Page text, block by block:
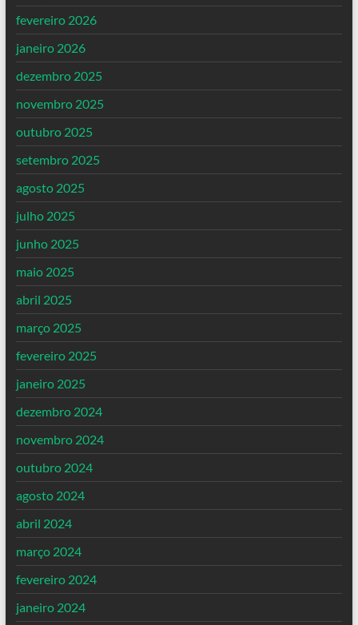
fevereiro 2026
janeiro 2026
dezembro 2025
novembro 2025
outubro 2025
setembro 2025
agosto 2025
julho 2025
junho 2025
maio 2025
abril 2025
março 2025
fevereiro 2025
janeiro 2025
dezembro 2024
novembro 2024
outubro 2024
agosto 2024
abril 2024
março 2024
fevereiro 2024
janeiro 2024